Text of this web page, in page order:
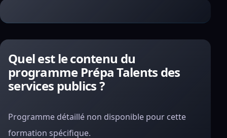
Quel est le contenu du
programme Prépa Talents des
services publics ?
Programme détaillé non disponible pour cette
formation spécifique.